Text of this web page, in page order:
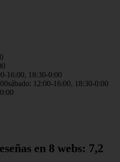
16:00, 18:30-0:00
12:00-16:00, 18:30-0:00
en 8 webs: 7,2